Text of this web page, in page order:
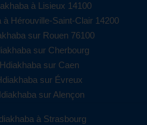
à Lisieux 14100
à Hérouville-Saint-Clair 14200
sur Rouen 76100
sur Cherbourg
sur Caen
sur Évreux
sur Alençon
à Strasbourg